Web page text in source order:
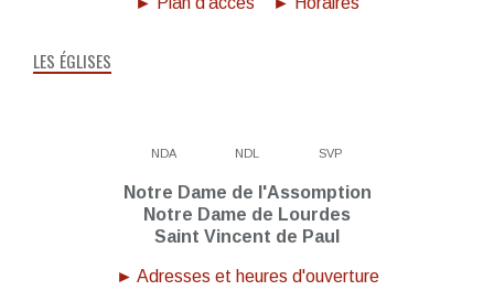
LES ÉGLISES
NDA NDL SVP
Notre Dame de l'Assomption
Notre Dame de Lourdes
Saint Vincent de Paul
► Adresses et heures d'ouverture